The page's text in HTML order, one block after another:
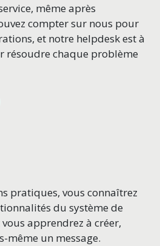
même après
compter sur nous pour
et notre helpdesk est à
résoudre chaque problème
pratiques, vous connaîtrez
du système de
apprendrez à créer,
même un message.